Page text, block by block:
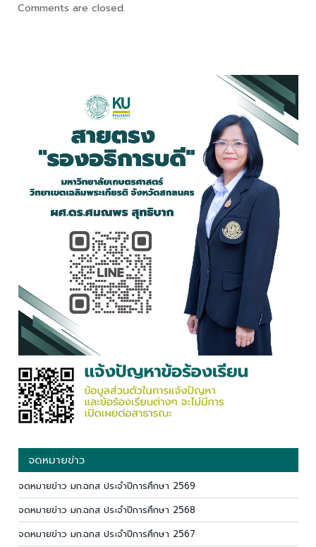
Comments are closed.
จดหมายข่าว
จดหมายข่าว มก.ฉกส ประจำปีการศึกษา 2569
จดหมายข่าว มก.ฉกส ประจำปีการศึกษา 2568
จดหมายข่าว มก.ฉกส ประจำปีการศึกษา 2567